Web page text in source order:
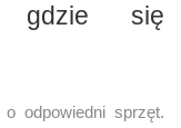
gdzie się
odpowiedni sprzęt.